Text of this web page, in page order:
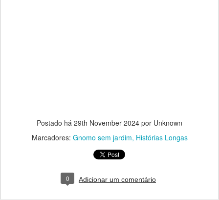
Postado há 29th November 2024 por Unknown
Marcadores: Gnomo sem jardim Histórias Longas
0 Adicionar um comentário